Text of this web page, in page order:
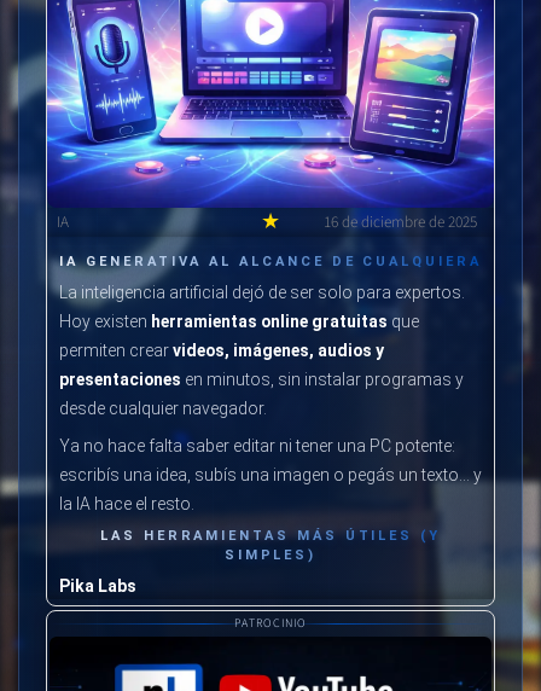
IA ★ 16 de diciembre de 2025
IA GENERATIVA AL ALCANCE DE CUALQUIERA
La inteligencia artificial dejó de ser solo para expertos.
Hoy existen herramientas online gratuitas que
permiten crearvideos, imágenes, audios y
presentaciones en minutos, sin instalar programas y
desde cualquier navegador.
Ya no hace falta saber editar ni tener una PC potente:
escribís una idea, subís una imagen o pegás un texto… y
la IA hace el resto.
LAS HERRAMIENTAS MÁS ÚTILES (Y
SIMPLES)
Pika Labs
Convierte texto o imágenes envideos cortos
llamativos.
PATROCINIO